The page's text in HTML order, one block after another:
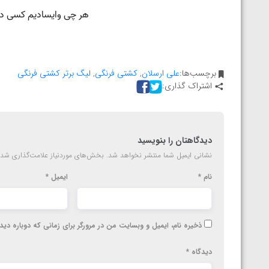
برچسب‌ها:علی ارسلان,کشتی فرنگی, لیگ برتر کشتی فرنگی
اشتراک گذاری:
دیدگاهتان را بنویسید
نشانی ایمیل شما منتشر نخواهد شد. بخش‌های موردنیاز علامت‌گذاری
نام * ایمیل*
ذخیره نام، ایمیل و وبسایت من در مرورگر برای زمانی که دوباره
دیدگاه *